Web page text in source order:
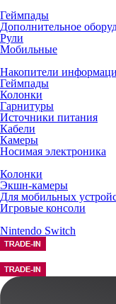
Геймпады
Дополнительное
Рули
Мобильные
Накопители
Геймпады
Колонки
Гарнитуры
Источники питания
Кабели
Камеры
Носимая электроника
Колонки
Экшн-камеры
Для мобильных
Игровые консоли
Nintendo Switch